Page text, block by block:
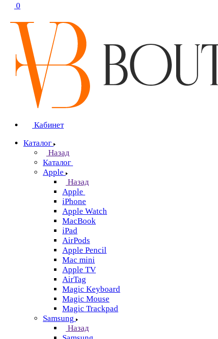
0
Кабинет
Каталог
Назад
Каталог
Apple
Назад
Apple
iPhone
Apple Watch
MacBook
iPad
AirPods
Apple Pencil
Mac mini
Apple TV
AirTag
Magic Keyboard
Magic Mouse
Magic Trackpad
Samsung
Назад